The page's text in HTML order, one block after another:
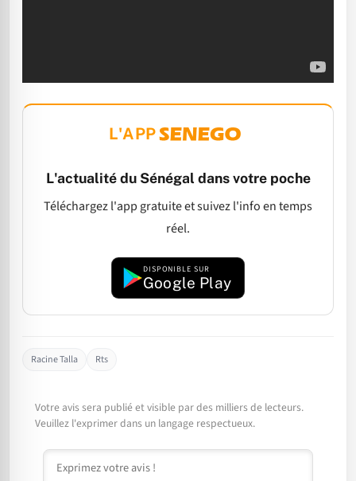
L'APP
L'actualité du Sénégal dans votre poche
Téléchargez l'app gratuite et suivez l'info en temps
réel.
DISPONIBLE SUR
Google Play
Racine Talla Rts
Votre avis sera publié et visible par des milliers de lecteurs.
Veuillez l'exprimer dans un langage respectueux.
Commentaire